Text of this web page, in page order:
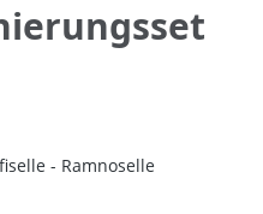
- Ramnoselle